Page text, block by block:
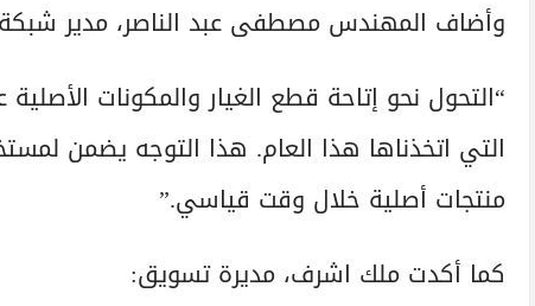
وأضاف المهندس مصطفى عبد الناصر، مدير شبكة
“التحول نحو إتاحة قطع الغيار والمكونات
التي اتخذناها هذا العام. هذا التوجه يضمن
منتجات أصلية خلال وقت قياسي.”
كما أكدت ملك اشرف، مديرة تسويق: